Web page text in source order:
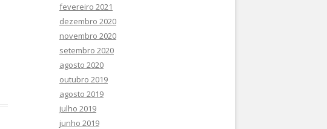
fevereiro 2021
dezembro 2020
novembro 2020
setembro 2020
agosto 2020
outubro 2019
agosto 2019
julho 2019
junho 2019